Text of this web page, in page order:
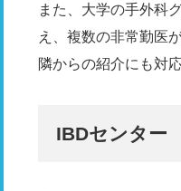
また、大学の手外科
え、複数の非常勤医
隣からの紹介にも対
IBDセンター